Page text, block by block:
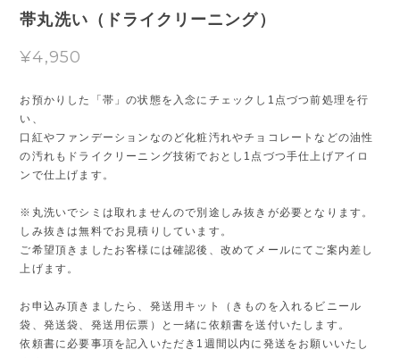
帯丸洗い（ドライクリーニング）
¥4,950
お預かりした「帯」の状態を入念にチェックし1点づつ前処理を行
い、
口紅やファンデーションなのど化粧汚れやチョコレートなどの油性
の汚れもドライクリーニング技術でおとし1点づつ手仕上げアイロ
ンで仕上げます。
※丸洗いでシミは取れませんので別途しみ抜きが必要となります。
しみ抜きは無料でお見積りしています。
ご希望頂きましたお客様には確認後、改めてメールにてご案内差し
上げます。
お申込み頂きましたら、発送用キット（きものを入れるビニール
袋、発送袋、発送用伝票）と一緒に依頼書を送付いたします。
依頼書に必要事項を記入いただき1週間以内に発送をお願いいたし